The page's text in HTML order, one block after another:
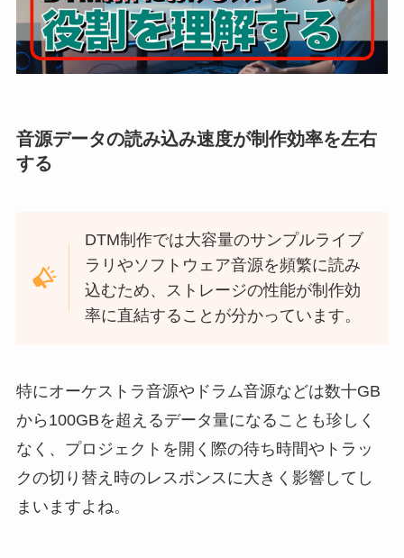
音源データの読み込み速度が制作効率を左右
する
DTM制作では大容量のサンプルライブ
ラリやソフトウェア音源を頻繁に読み
込むため、ストレージの性能が制作効
率に直結することが分かっています。
特にオーケストラ音源やドラム音源などは数十GB
から100GBを超えるデータ量になることも珍しく
なく、プロジェクトを開く際の待ち時間やトラッ
クの切り替え時のレスポンスに大きく影響してし
まいますよね。